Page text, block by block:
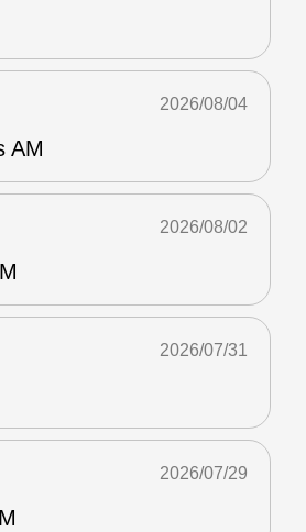
AM
2026/08/04
2026/08/02
2026/07/31
2026/07/29